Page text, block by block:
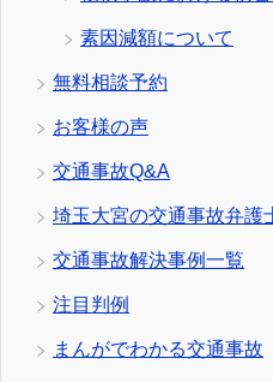
素因減額について
無料相談予約
お客様の声
交通事故Q&A
埼玉大宮の交通事故弁護
交通事故解決事例一覧
注目判例
まんがでわかる交通事故